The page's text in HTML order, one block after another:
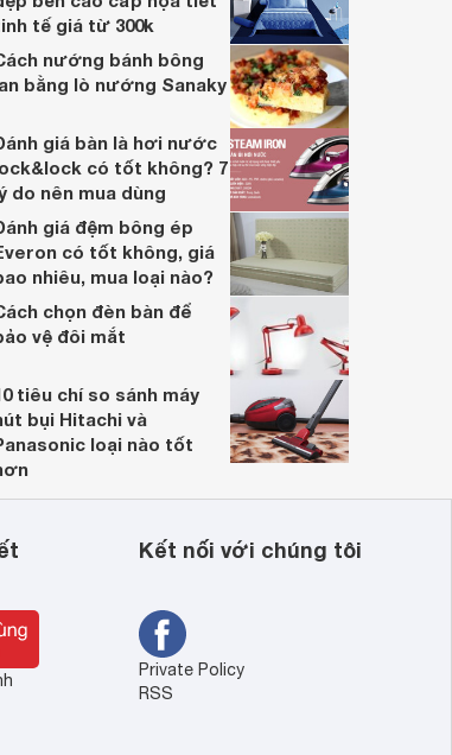
tế giá từ 300k
nướng bánh bông
bằng lò nướng Sanaky
giá bàn là hơi nước
có tốt không? 7
do nên mua dùng
giá đệm bông ép
có tốt không, giá
nhiêu, mua loại nào?
chọn đèn bàn để
vệ đôi mắt
tiêu chí so sánh máy
bụi Hitachi và
loại nào tốt
Kết nối với chúng tôi
Private Policy
RSS